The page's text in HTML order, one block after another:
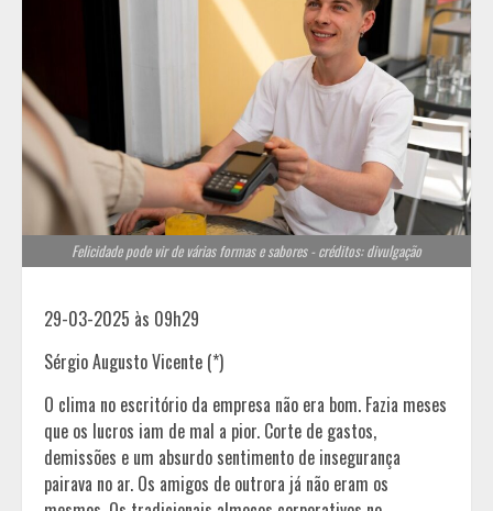
Felicidade pode vir de várias formas e sabores - créditos: divulgação
29-03-2025 às 09h29
Sérgio Augusto Vicente (*)
O clima no escritório da empresa não era bom. Fazia meses
que os lucros iam de mal a pior. Corte de gastos,
demissões e um absurdo sentimento de insegurança
pairava no ar. Os amigos de outrora já não eram os